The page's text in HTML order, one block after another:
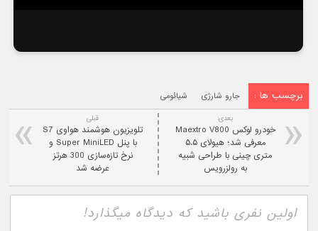
برچسب ها : جارو شارژی شیائومی
قبلی
تلویزیون هوشمند هواوی S7
با پنل Super MiniLED و
نرخ تازه‌سازی 300 هرتز
عرضه شد
بعدی:
خودرو لوکس Maextro V800
معرفی شد؛ هیولای ۵.۵
متری چینی با طراحی شبیه
به رولزرویس